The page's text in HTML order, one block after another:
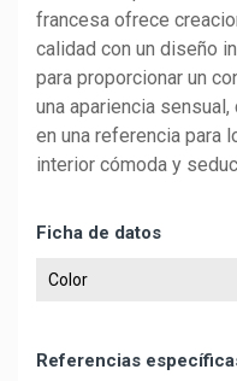
francesa ofrece
calidad con un diseño
para proporcionar un
una apariencia
en una referencia para
interior cómoda y
Ficha de datos
Color
Referencias